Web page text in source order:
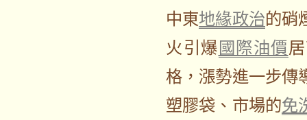
中東地緣政治的硝
火引爆國際油價
格，漲勢進一步傳
塑膠袋、市場的免